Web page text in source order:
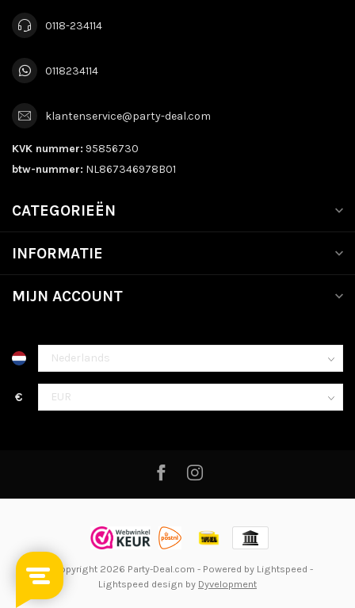
0118-234114
0118234114
klantenservice@party-deal.com
KVK nummer: 95856730
btw-nummer: NL867346978B01
CATEGORIEËN
INFORMATIE
MIJN ACCOUNT
€
© Copyright 2026 Party-Deal.com - Powered by Lightspeed -
Lightspeed design by Dyvelopment